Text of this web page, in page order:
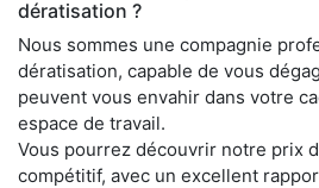
dératisation ?
Nous sommes une compagnie
dératisation, capable de vous
peuvent vous envahir dans votre
espace de travail.
Vous pourrez découvrir notre prix
compétitif, avec un excellent